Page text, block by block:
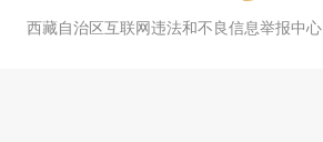
西藏自治区互联网违法和不良信息举报中心